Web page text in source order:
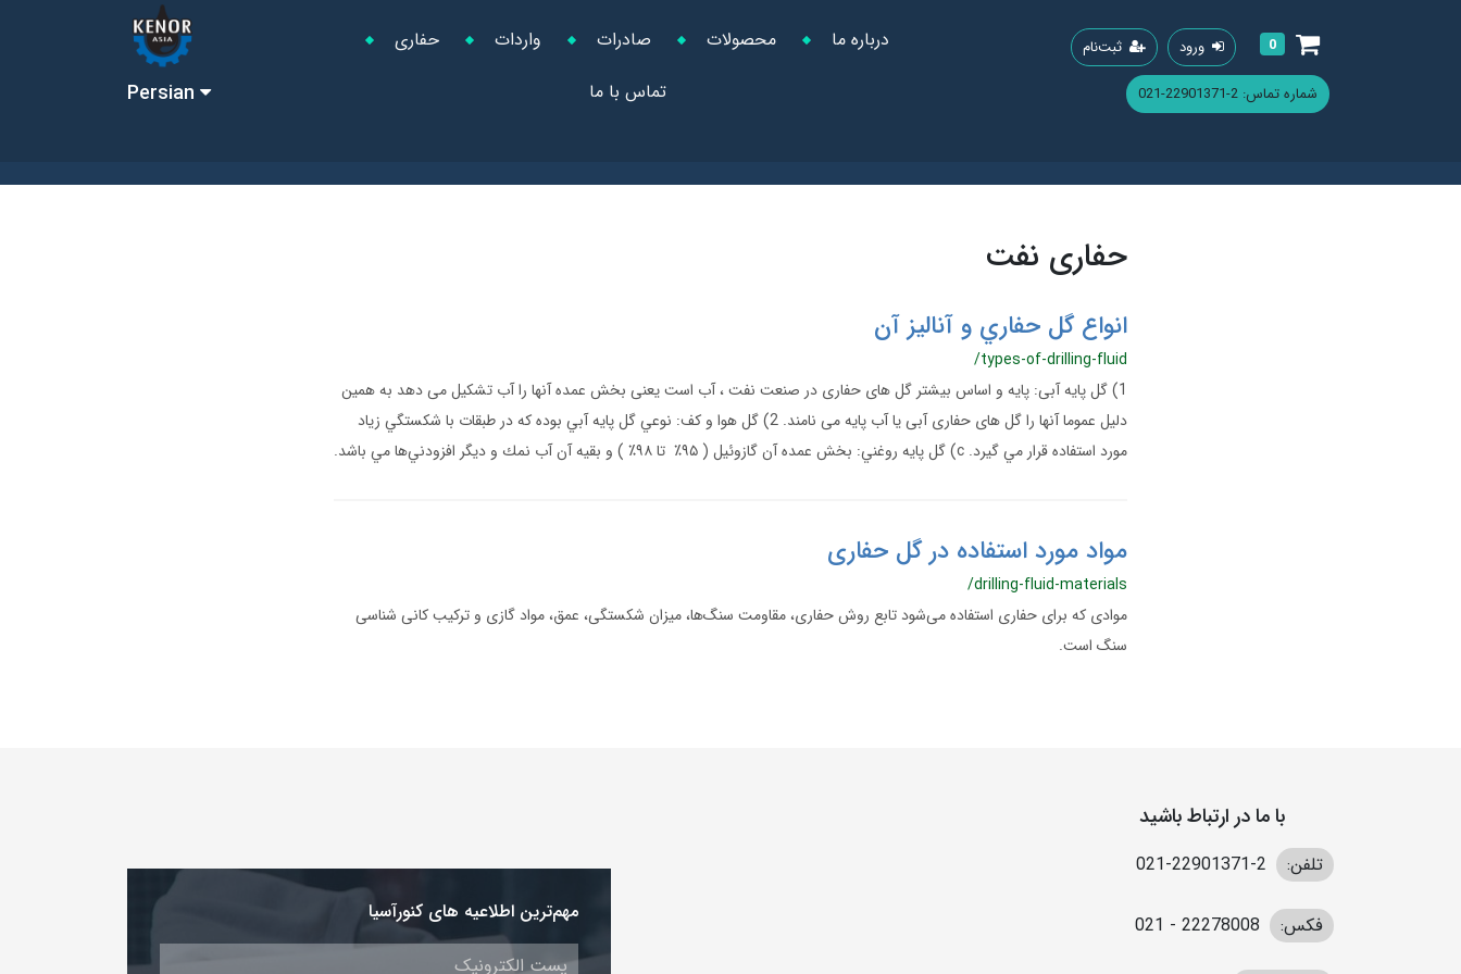
0 ورود ثبت‌نام
شماره تماس: 2-22901371-021
درباره ما محصولات صادرات واردات
حفاری
تماس با ما
Persian
حفاری نفت
انواع گل حفاري و آنالیز آن
/types-of-drilling-fluid
1) گل پايه آبی: پایه و اساس بیشتر گل های حفاری در صنعت نفت ، آب است یعنی بخش عمده آنها را آب تشکیل می دهد به همین
دلیل عموما آنها را گل های حفاری آبی یا آب پایه می نامند. 2) گل هوا و كف: نوعي گل پايه آبي بوده كه در طبقات با شكستگي زياد
مورد استفاده قرار مي گيرد. c) گل پايه روغني: بخش عمده آن گازوئيل ( ۹۵٪ تا ٩۸٪ ) و بقيه آن آب نمك و ديگر افزودني‌ها مي باشد.
مواد مورد استفاده در گل حفاری
/drilling-fluid-materials
موادی که برای حفاری استفاده می‌شود تابع روش حفاری، مقاومت سنگ‌ها، میزان شکستگی، عمق، مواد گازی و ترکیب کانی شناسی
سنگ است.
با ما در ارتباط باشید
تلفن: 2-22901371-021
فکس: 22278008 - 021
مهم‌ترین اطلاعیه های کنورآسیا